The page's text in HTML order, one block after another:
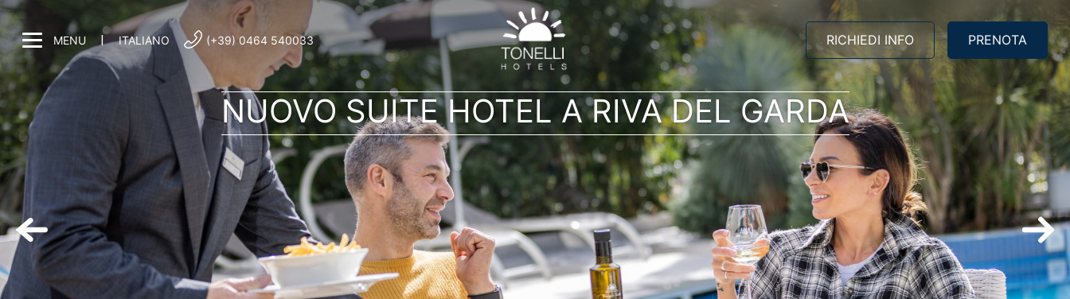
NUOVO SUITE HOTEL A RIVA DEL GARDA
MENU | ITALIANO (+39) 0464 540033 RICHIEDI INFO PRENOTA